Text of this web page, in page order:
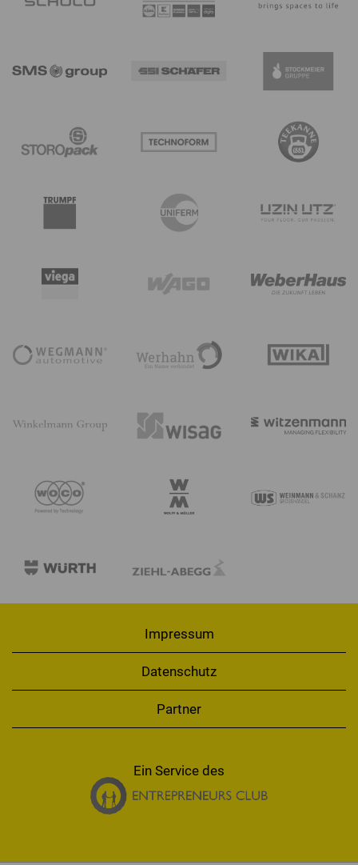
Impressum
Datenschutz
Partner
Ein Service des